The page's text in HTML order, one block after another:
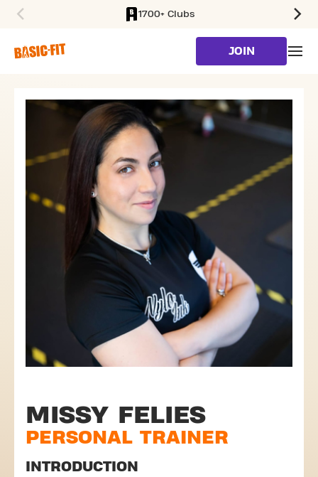
1700+ Clubs
JOIN
MISSY FELIES
PERSONAL TRAINER
INTRODUCTION